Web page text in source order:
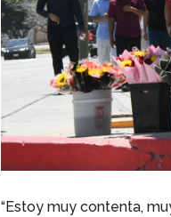
“Estoy muy contenta,